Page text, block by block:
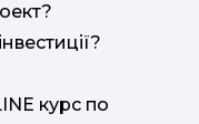
курс по